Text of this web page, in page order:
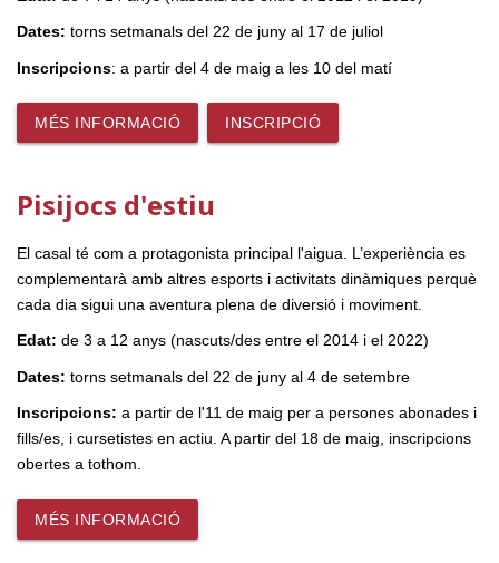
Dates: torns setmanals del 22 de juny al 17 de juliol
Inscripcions: a partir del 4 de maig a les 10 del matí
MÉS INFORMACIÓ INSCRIPCIÓ
Pisijocs d'estiu
El casal té com a protagonista principal l'aigua. L’experiència es
complementarà amb altres esports i activitats dinàmiques perquè
cada dia sigui una aventura plena de diversió i moviment.
Edat: de 3 a 12 anys (nascuts/des entre el 2014 i el 2022)
Dates: torns setmanals del 22 de juny al 4 de setembre
Inscripcions: a partir de l'11 de maig per a persones abonades i
fills/es, i cursetistes en actiu. A partir del 18 de maig, inscripcions
obertes a tothom.
MÉS INFORMACIÓ